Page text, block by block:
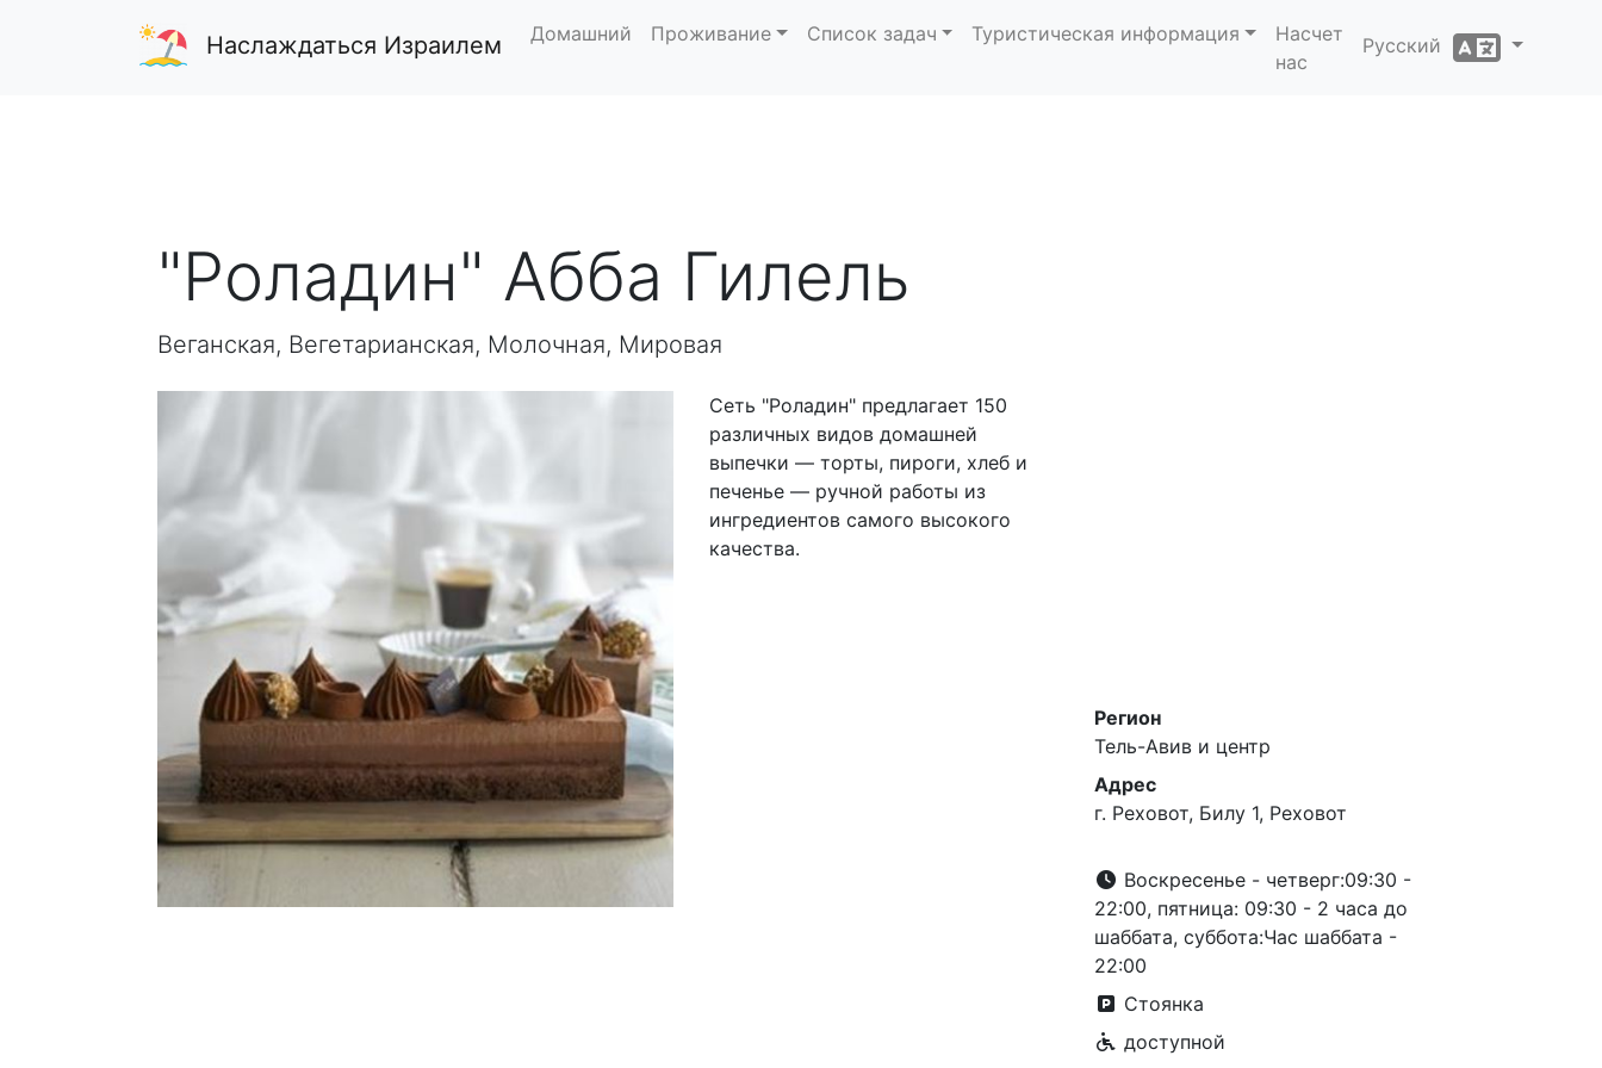
Наслаждаться Израилем Домашний Проживание Список задач Туристическая информация
Насчет
нас
Русский
"Роладин" Абба Гилель
Веганская, Вегетарианская, Молочная, Мировая
Сеть "Роладин" предлагает 150
различных видов домашней
выпечки — торты, пироги, хлеб и
печенье — ручной работы из
ингредиентов самого высокого
качества.
Регион
Тель-Авив и центр
Адрес
г. Реховот, Билу 1, Реховот
Воскресенье - четверг:09:30 -
22:00, пятница: 09:30 - 2 часа до
шаббата, суббота:Час шаббата -
22:00
Стоянка
доступной